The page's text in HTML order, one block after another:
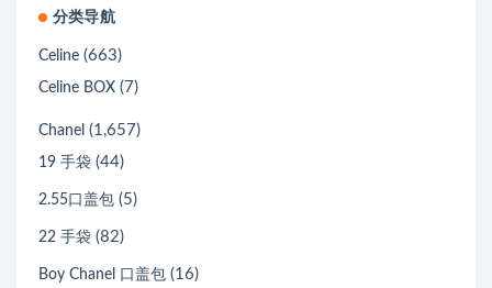
分类导航
Celine (663)
Celine BOX (7)
Chanel (1,657)
19 手袋 (44)
2.55口盖包 (5)
22 手袋 (82)
Boy Chanel 口盖包 (16)